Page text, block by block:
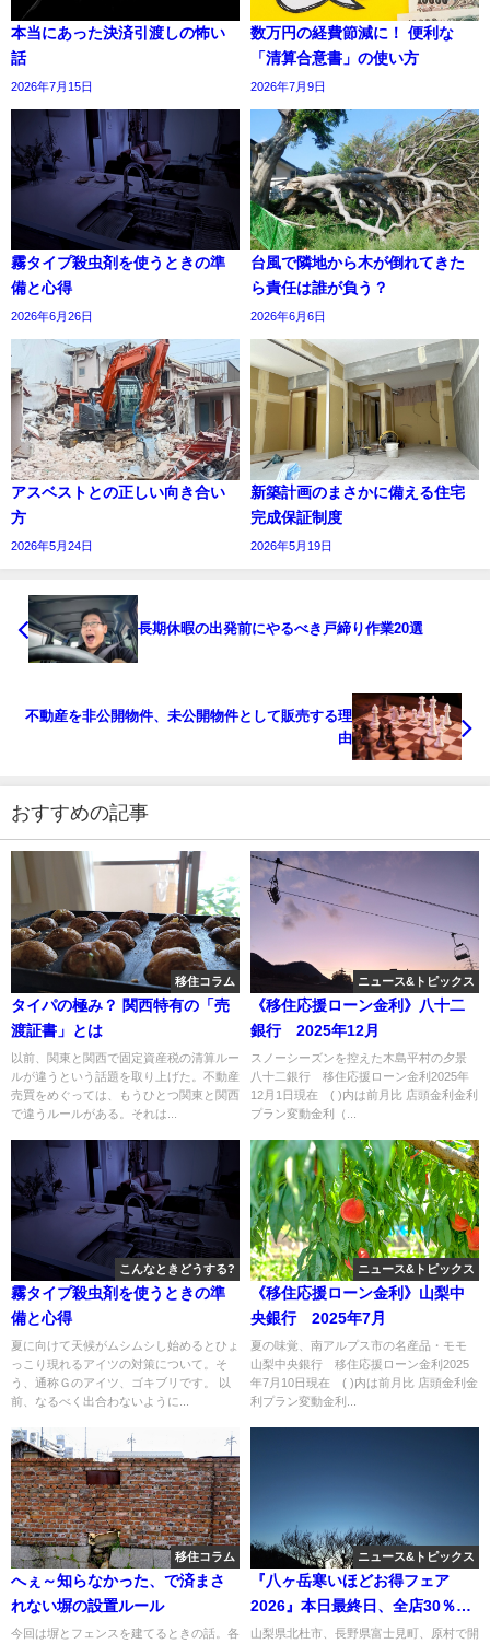
本当にあった決済引渡しの怖い
話
2026年7月15日
数万円の経費節減に！ 便利な
「清算合意書」の使い方
2026年7月9日
霧タイプ殺虫剤を使うときの準
備と心得
2026年6月26日
台風で隣地から木が倒れてきた
ら責任は誰が負う？
2026年6月6日
アスベストとの正しい向き合い
方
2026年5月24日
新築計画のまさかに備える住宅
完成保証制度
2026年5月19日
長期休暇の出発前にやるべき戸締り作業20選
不動産を非公開物件、未公開物件として販売する理
由
おすすめの記事
移住コラム
タイパの極み？ 関西特有の「売
渡証書」とは
以前、関東と関西で固定資産税の清算ルー
ルが違うという話題を取り上げた。不動産
売買をめぐっては、もうひとつ関東と関西
で違うルールがある。それは...
ニュース&トピックス
《移住応援ローン金利》八十二
銀行 2025年12月
スノーシーズンを控えた木島平村の夕景
八十二銀行 移住応援ローン金利2025年
12月1日現在 ( )内は前月比 店頭金利金利
プラン変動金利（...
こんなときどうする?
霧タイプ殺虫剤を使うときの準
備と心得
夏に向けて天候がムシムシし始めるとひょ
っこり現れるアイツの対策について。そ
う、通称Ｇのアイツ、ゴキブリです。 以
前、なるべく出合わないように...
ニュース&トピックス
《移住応援ローン金利》山梨中
央銀行 2025年7月
夏の味覚、南アルプス市の名産品・モモ
山梨中央銀行 移住応援ローン金利2025
年7月10日現在 ( )内は前月比 店頭金利金
利プラン変動金利...
移住コラム
へぇ～知らなかった、で済まさ
れない塀の設置ルール
今回は塀とフェンスを建てるときの話。各
ニュース&トピックス
『八ヶ岳寒いほどお得フェア
2026』本日最終日、全店30％オ
フ
山梨県北杜市、長野県富士見町、原村で開